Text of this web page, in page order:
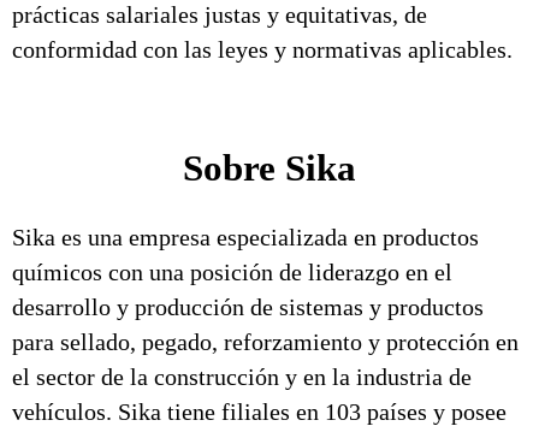
prácticas salariales justas y equitativas, de
conformidad con las leyes y normativas aplicables.
Sobre Sika
Sika es una empresa especializada en productos
químicos con una posición de liderazgo en el
desarrollo y producción de sistemas y productos
para sellado, pegado, reforzamiento y protección en
el sector de la construcción y en la industria de
vehículos. Sika tiene filiales en 103 países y posee